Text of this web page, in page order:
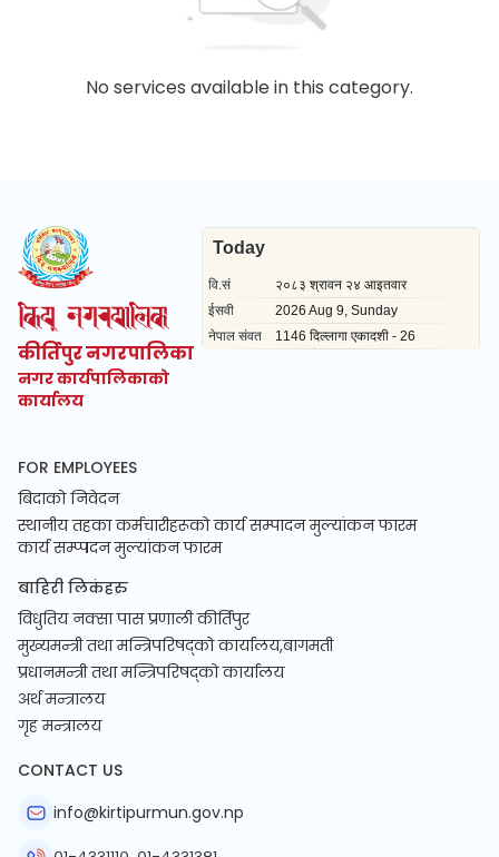
No services available in this category.
कीर्तिपुर नगरपालिका
नगर कार्यपालिकाको
कार्यालय
FOR EMPLOYEES
बिदाको निवेदन
स्थानीय तहका कर्मचारीहरूको कार्य सम्पादन मुल्यांकन फारम
कार्य सम्प्पदन मुल्यांकन फारम
बाहिरी लिकंहरु
विधुतिय नक्सा पास प्रणाली कीर्तिपुर
मुख्यमन्त्री तथा मन्त्रिपरिषद्को कार्यालय,बागमती
प्रधानमन्त्री तथा मन्त्रिपरिषद्को कार्यालय
अर्थ मन्त्रालय
गृह मन्त्रालय
CONTACT US
info@kirtipurmun.gov.np